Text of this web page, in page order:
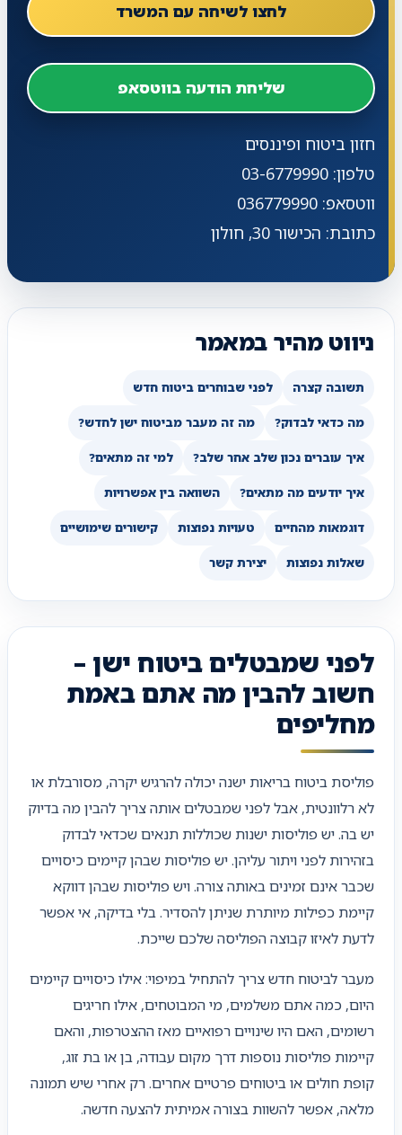
לחצו לשיחה עם המשרד
שליחת הודעה בווטסאפ
חזון ביטוח ופיננסים
טלפון: 03-6779990
ווטסאפ: 036779990
כתובת: הכישור 30, חולון
ניווט מהיר במאמר
תשובה קצרה לפני שבוחרים ביטוח חדש
מה כדאי לבדוק? מה זה מעבר מביטוח ישן לחדש?
איך עוברים נכון שלב אחר שלב? למי זה מתאים?
איך יודעים מה מתאים? השוואה בין אפשרויות
דוגמאות מהחיים טעויות נפוצות קישורים שימושיים
שאלות נפוצות יצירת קשר
לפני שמבטלים ביטוח ישן –
חשוב להבין מה אתם באמת
מחליפים
פוליסת ביטוח בריאות ישנה יכולה להרגיש יקרה, מסורבלת או
לא רלוונטית, אבל לפני שמבטלים אותה צריך להבין מה בדיוק
יש בה. יש פוליסות ישנות שכוללות תנאים שכדאי לבדוק
בזהירות לפני ויתור עליהן. יש פוליסות שבהן קיימים כיסויים
שכבר אינם זמינים באותה צורה. ויש פוליסות שבהן דווקא
קיימת כפילות מיותרת שניתן להסדיר. בלי בדיקה, אי אפשר
לדעת לאיזו קבוצה הפוליסה שלכם שייכת.
מעבר לביטוח חדש צריך להתחיל במיפוי: אילו כיסויים קיימים
היום, כמה אתם משלמים, מי המבוטחים, אילו חריגים
רשומים, האם היו שינויים רפואיים מאז ההצטרפות, והאם
קיימות פוליסות נוספות דרך מקום עבודה, בן או בת זוג,
קופת חולים או ביטוחים פרטיים אחרים. רק אחרי שיש תמונה
מלאה, אפשר להשוות בצורה אמיתית להצעה חדשה.